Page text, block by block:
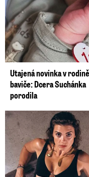
Utajená novinka v rodině
baviče: Dcera Suchánka
porodila
Pfauserová o dceři: